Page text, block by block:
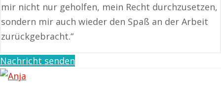
mir nicht nur geholfen, mein Recht durchzusetzen,
sondern mir auch wieder den Spaß an der Arbeit
zurückgebracht.“
Nachricht senden